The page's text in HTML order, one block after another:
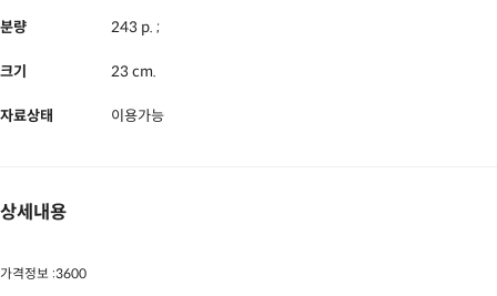
분량 243 p. ;
크기 23 cm.
자료상태 이용가능
상세내용
가격정보 :3600